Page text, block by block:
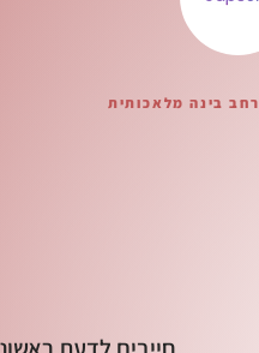
בינה מלאכותית